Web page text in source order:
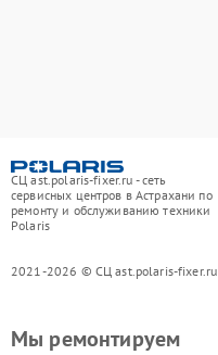
СЦ ast.polaris-fixer.ru - сеть
сервисных центров в Астрахани по
ремонту и обслуживанию техники
Polaris
2021-2026 © СЦ ast.polaris-fixer.ru
Мы ремонтируем